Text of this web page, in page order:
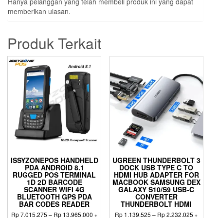
memberikan ulasan.
Produk Terkait
ISSYZONEPOS HANDHELD
PDA ANDROID 8.1
RUGGED POS TERMINAL
1D 2D BARCODE
SCANNER WIFI 4G
BLUETOOTH GPS PDA
BAR CODES READER
Rp7.015.275 – Rp 13.965.000 Rentang
+
UGREEN THUNDERBOLT 3
DOCK USB TYPE C TO
HDMI HUB ADAPTER FOR
MACBOOK SAMSUNG DEX
GALAXY S10/S9 USB-C
CONVERTER
THUNDERBOLT HDMI
Rp 1.139.525 – Rp2.232.025 Rentang
+